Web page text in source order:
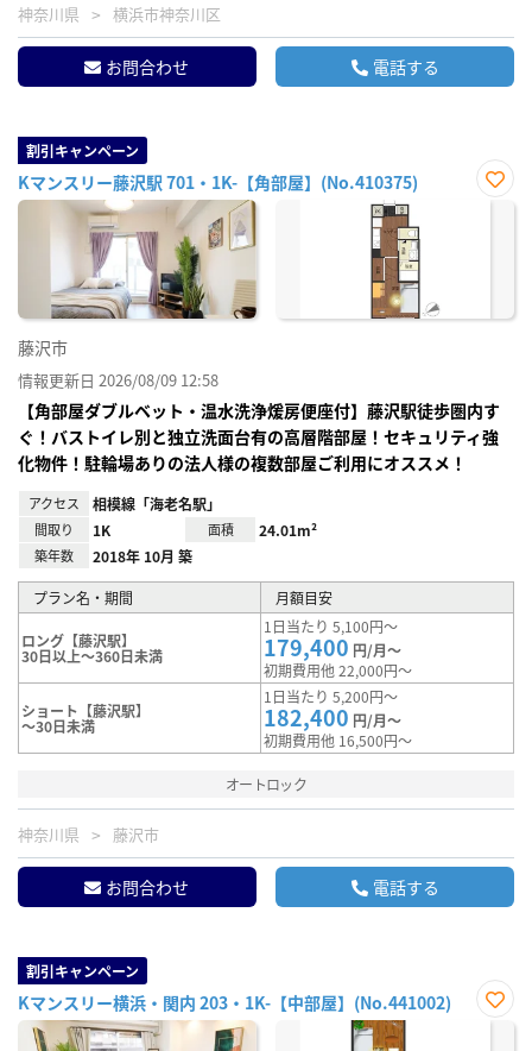
神奈川県 横浜市神奈川区
お問合わせ 電話する
割引キャンペーン
Kマンスリー藤沢駅 701・1K-【角部屋】(No.410375)
お気
藤沢市
情報更新日 2026/08/09 12:58
【角部屋ダブルベット・温水洗浄煖房便座付】藤沢駅徒歩圏内す
ぐ！バストイレ別と独立洗面台有の高層階部屋！セキュリティ強
化物件！駐輪場ありの法人様の複数部屋ご利用にオススメ！
アクセス 相模線「海老名駅」
間取り 1K 面積 24.01m²
築年数 2018年 10月 築
プラン名・期間 月額目安
ロング【藤沢駅】
30日以上～360日未満
1日当たり 5,100円～
179,400 円/月～
初期費用他 22,000円～
ショート【藤沢駅】
～30日未満
1日当たり 5,200円～
182,400 円/月～
初期費用他 16,500円～
オートロック
神奈川県 藤沢市
お問合わせ 電話する
割引キャンペーン
Kマンスリー横浜・関内 203・1K-【中部屋】(No.441002)
お気